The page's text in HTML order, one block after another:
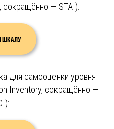
сокращённо — STAI):
шкалу
для самооценки уровня
Inventory, сокращённо —